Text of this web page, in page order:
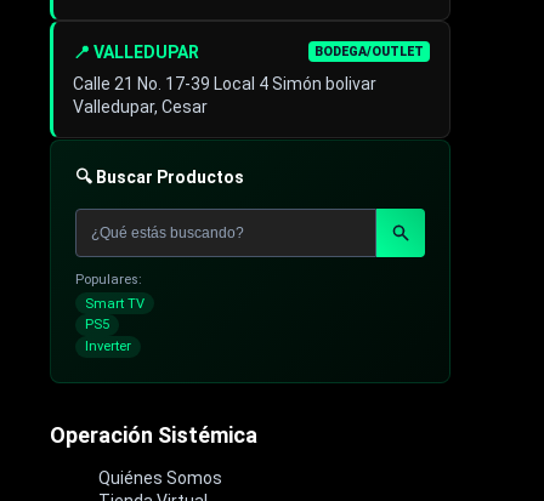
📍 VALLEDUPAR BODEGA/OUTLET
Calle 21 No. 17-39 Local 4 Simón bolivar
Valledupar, Cesar
🔍 Buscar Productos
Populares:
Smart TV
PS5
Inverter
Operación Sistémica
Quiénes Somos